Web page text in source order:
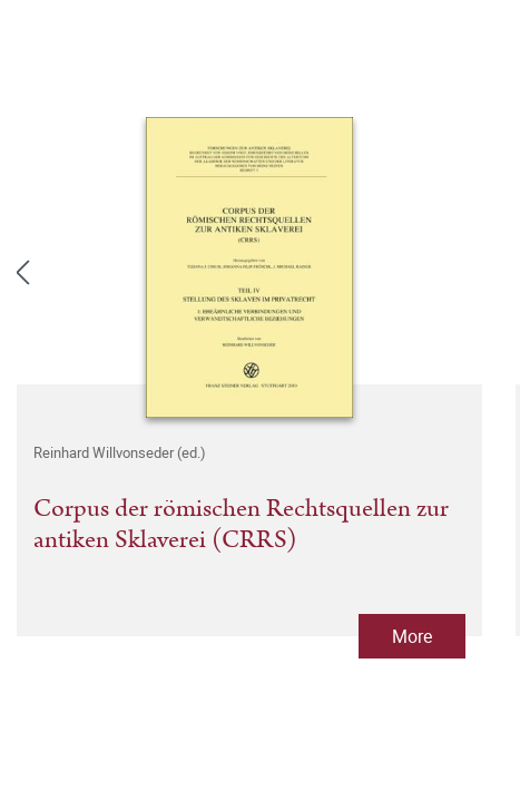
Reinhard Willvonseder (ed.)
Corpus der römischen Rechtsquellen zur
antiken Sklaverei (CRRS)
More